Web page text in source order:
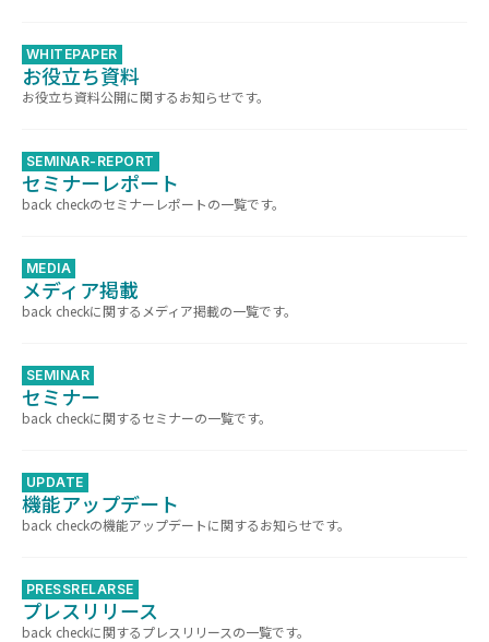
WHITEPAPER
お役立ち資料
お役立ち資料公開に関するお知らせです。
SEMINAR-REPORT
セミナーレポート
back checkのセミナーレポートの一覧です。
MEDIA
メディア掲載
back checkに関するメディア掲載の一覧です。
SEMINAR
セミナー
back checkに関するセミナーの一覧です。
UPDATE
機能アップデート
back checkの機能アップデートに関するお知らせです。
PRESSRELARSE
プレスリリース
back checkに関するプレスリリースの一覧です。